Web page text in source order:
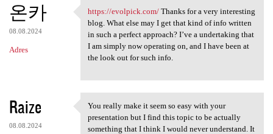
a
r
z
온카
08.08.2024
Adres
https://evolpick.com/ Thanks
https://evolpick.com/Thanks for a very interesting
blog. What else may I get that kind of info written
in such a perfect approach? I’ve a undertaking that
I am simply now operating on, and I have been at
the look out for such info.
Raize
08.08.2024
You really make it seem so
You really make it seem so easy with your
presentation but I find this topic to be actually
something that I think I would never understand. It